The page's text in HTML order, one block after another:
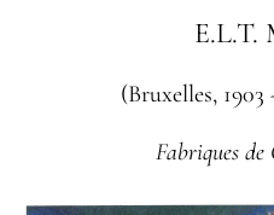
E.L.T.
(Bruxelles, 1903
Fabriques de